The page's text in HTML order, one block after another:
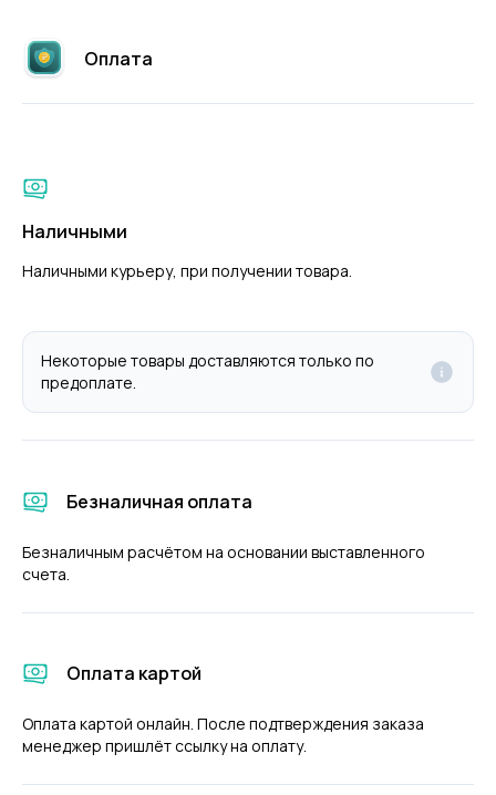
Оплата
Наличными
Наличными курьеру, при получении товара.
Некоторые товары доставляются только по
предоплате.
Безналичная оплата
Безналичным расчётом на основании выставленного
счета.
Оплата картой
Оплата картой онлайн. После подтверждения заказа
менеджер пришлёт ссылку на оплату.